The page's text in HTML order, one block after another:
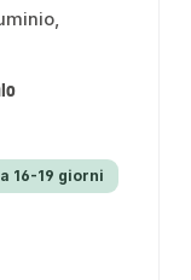
16-19 giorni